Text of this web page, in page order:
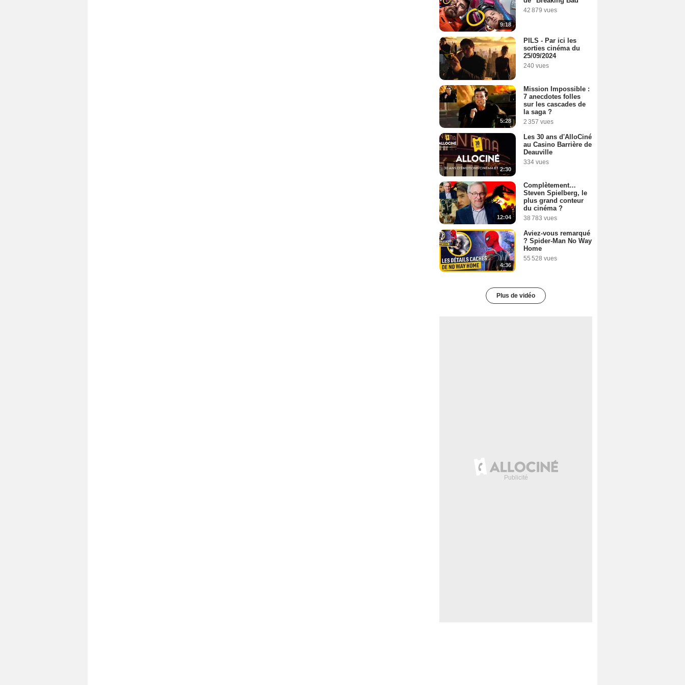
9:18
42 879 vues
PILS - Par ici les
sorties cinéma du
25/09/2024
240 vues
5:28
Mission Impossible :
7 anecdotes folles
sur les cascades de
la saga ?
2 357 vues
2:30
Les 30 ans d'AlloCiné
au Casino Barrière de
Deauville
334 vues
12:04
Complètement…
Steven Spielberg, le
plus grand conteur
du cinéma ?
38 783 vues
4:36
Aviez-vous remarqué
? Spider-Man No Way
Home
55 528 vues
Plus de vidéo